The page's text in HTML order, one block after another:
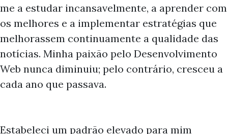
me a estudar incansavelmente, a aprender com
os melhores e a implementar estratégias que
melhorassem continuamente a qualidade das
notícias. Minha paixão pelo Desenvolvimento
Web nunca diminuiu; pelo contrário, cresceu a
cada ano que passava.
Estabeleci um padrão elevado para mim